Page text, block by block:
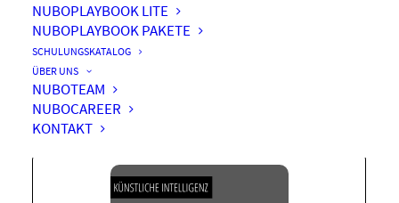
NUBOPLAYBOOK LITE
NUBOPLAYBOOK PAKETE
SCHULUNGSKATALOG
ÜBER UNS
NUBOTEAM
NUBOCAREER
KONTAKT
KI – Programme – Fluch
oder Segen?